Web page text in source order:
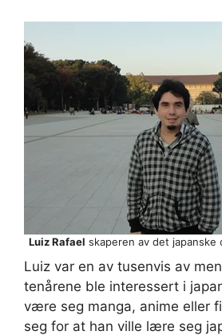
Luiz Rafael skaperen av det japanske
Luiz var en av tusenvis av
tenårene ble interessert i
være seg manga, anime eller
seg for at han ville lære seg